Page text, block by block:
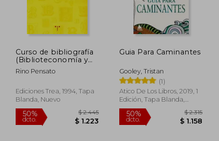
50%
dcto.
$ 2.540
$ 1.270
15%
Curso de bibliografía
(Biblioteconomía y
Administración
Cultural)
Rino Pensato
Ediciones Trea, 1994, Tapa
Blanda, Nuevo
Guia Para Caminantes
Gooley, Tristan
(1)
Atico De Los Libros, 2019, 1
Edición, Tapa Blanda,
Nuevo